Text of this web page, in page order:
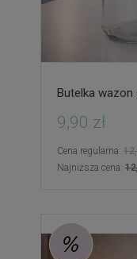
Butelka wazon
9,90 zł
Cena regularna:
Najniższa cena: